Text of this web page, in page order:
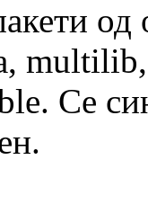
од
Се